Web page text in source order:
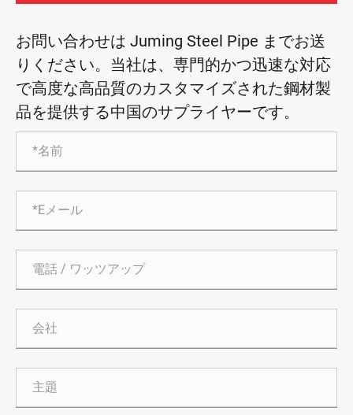
お問い合わせは Juming Steel Pipe までお送
りください。当社は、専門的かつ迅速な対応
で高度な高品質のカスタマイズされた鋼材製
品を提供する中国のサプライヤーです。